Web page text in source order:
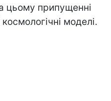
цьому припущенні
моделі.